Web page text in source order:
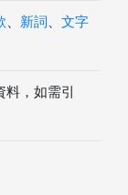
新詞
文字
料，如需引